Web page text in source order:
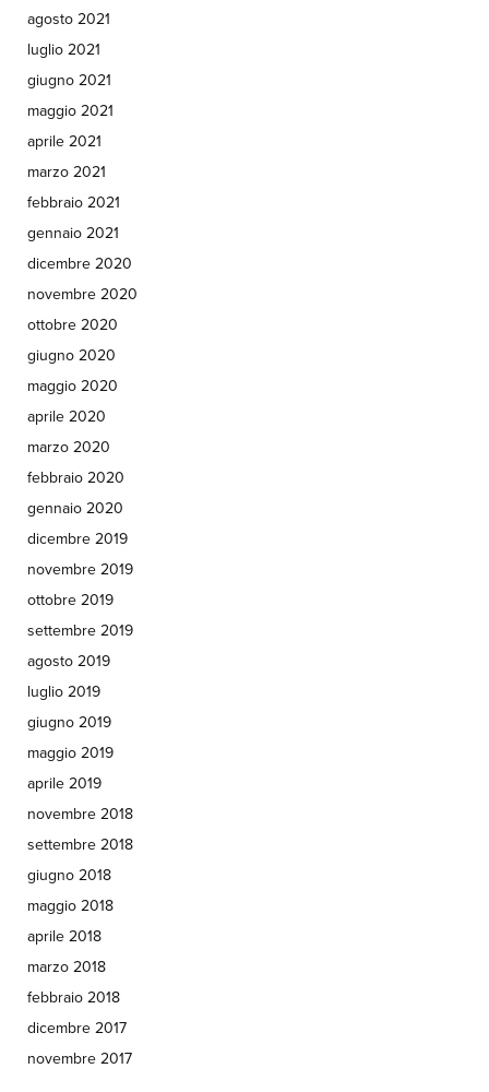
agosto 2021
luglio 2021
giugno 2021
maggio 2021
aprile 2021
marzo 2021
febbraio 2021
gennaio 2021
dicembre 2020
novembre 2020
ottobre 2020
giugno 2020
maggio 2020
aprile 2020
marzo 2020
febbraio 2020
gennaio 2020
dicembre 2019
novembre 2019
ottobre 2019
settembre 2019
agosto 2019
luglio 2019
giugno 2019
maggio 2019
aprile 2019
novembre 2018
settembre 2018
giugno 2018
maggio 2018
aprile 2018
marzo 2018
febbraio 2018
dicembre 2017
novembre 2017